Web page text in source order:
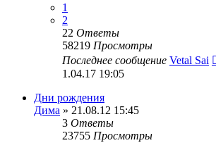
1
2
22 Ответы
58219 Просмотры
Последнее сообщение Vetal Sai
1.04.17 19:05
Дни рождения
Дима » 21.08.12 15:45
3 Ответы
23755 Просмотры